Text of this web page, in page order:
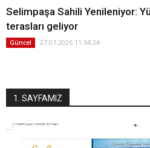
Selimpaşa Sahili Yenileniyor:
terasları geliyor
Güncel 27.07.2026 11:54:24
1. SAYFAMIZ